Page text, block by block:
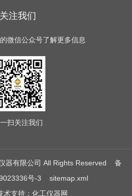
关注我们
微信公众号了解更多信息
扫关注我们
器有限公司 All Rights Reserved 备
号-3
sitemap.xml
支持： 化工仪器网